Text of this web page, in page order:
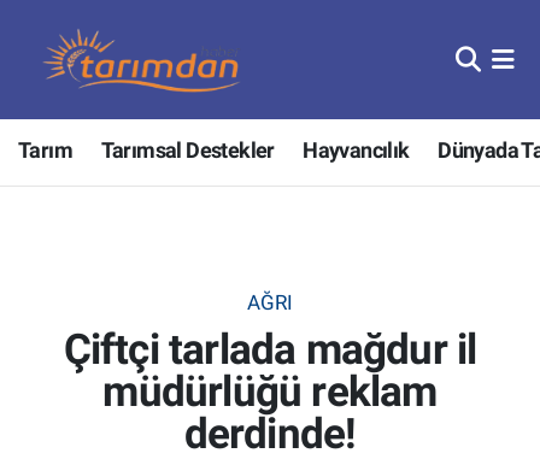
Tarım Tarımsal Destekler Hayvancılık Dünyada
AĞRI
Çiftçi tarlada mağdur il
müdürlüğü reklam
derdinde!
Tarım
Hayvancılık
Tarımsal Destekler
Tarım Bakanlığı
Nöbetçi Eczaneler
Hava Durumu
Tüm Manşetler
Son Dakika Haberleri